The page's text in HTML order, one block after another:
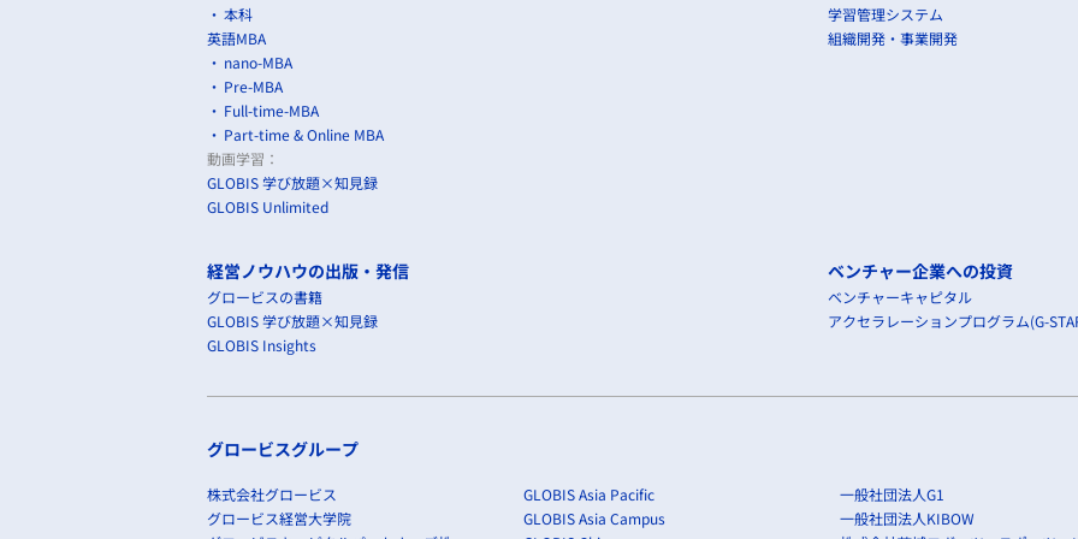
本科
英語MBA
nano-MBA
Pre-MBA
Full-time-MBA
Part-time & Online MBA
動画学習：
GLOBIS 学び放題×知見録
GLOBIS Unlimited
学習管理システム
組織開発・事業開発
経営ノウハウの出版・発信
グロービスの書籍
GLOBIS 学び放題×知見録
GLOBIS Insights
ベンチャー企業への投資
ベンチャーキャピタル
アクセラレーションプログラム(G-
グロービスグループ
株式会社グロービス
グロービス経営大学院
GLOBIS Asia Pacific
GLOBIS Asia Campus
一般社団法人G1
一般社団法人KIBOW